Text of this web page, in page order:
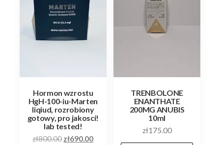
Hormon wzrostu
HgH-100-iu-Marten
liqiud, rozrobiony
gotowy, pro jakosci!
lab tested!
zł800.00 Pierwotna
zł690.00Aktualna
TRENBOLONE
ENANTHATE
200MG ANUBIS
10ml
zł175.00